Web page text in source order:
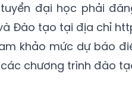
đại học phải
Đào tạo tại địa chỉ
khảo mức dự báo
chương trình đào